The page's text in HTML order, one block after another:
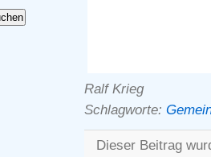
Ralf Krieg
Schlagworte:
Dieser Beitrag